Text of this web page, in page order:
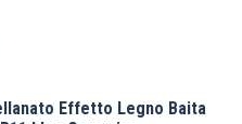
Effetto Legno Baita